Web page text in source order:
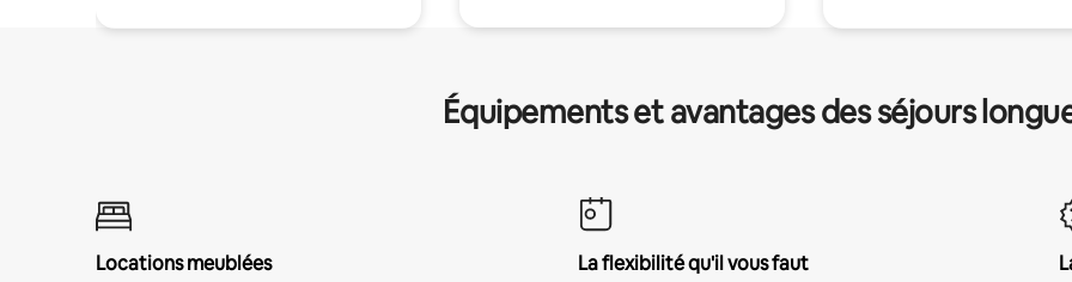
Équipements et avantages des séjours
Locations meublées
La flexibilité qu'il vous faut